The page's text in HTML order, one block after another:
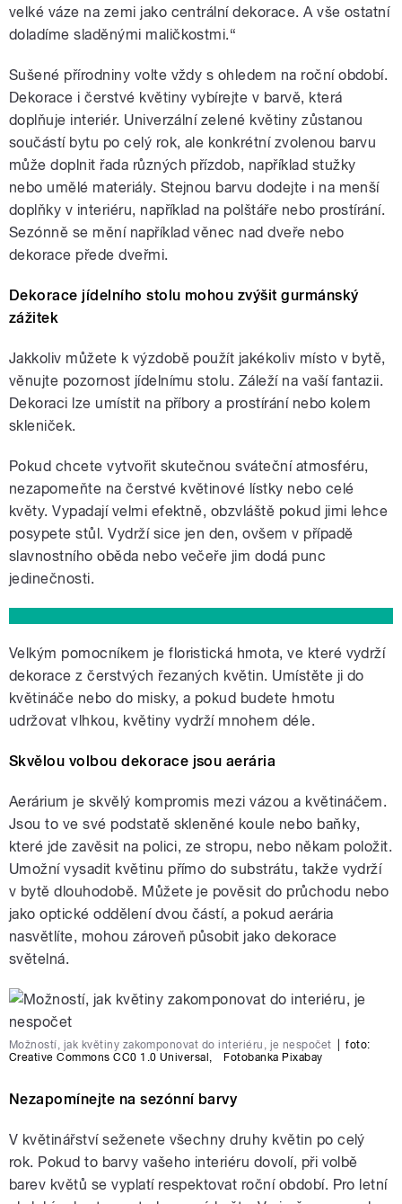
velké váze na zemi jako centrální dekorace. A vše ostatní
doladíme sladěnými maličkostmi.“
Sušené přírodniny volte vždy s ohledem na roční období.
Dekorace i čerstvé květiny vybírejte v barvě, která
doplňuje interiér. Univerzální zelené květiny zůstanou
součástí bytu po celý rok, ale konkrétní zvolenou barvu
může doplnit řada různých přízdob, například stužky
nebo umělé materiály. Stejnou barvu dodejte i na menší
doplňky v interiéru, například na polštáře nebo prostírání.
Sezónně se mění například věnec nad dveře nebo
dekorace přede dveřmi.
Dekorace jídelního stolu mohou zvýšit gurmánský
zážitek
Jakkoliv můžete k výzdobě použít jakékoliv místo v bytě,
věnujte pozornost jídelnímu stolu. Záleží na vaší fantazii.
Dekoraci lze umístit na příbory a prostírání nebo kolem
skleniček.
Pokud chcete vytvořit skutečnou sváteční atmosféru,
nezapomeňte na čerstvé květinové lístky nebo celé
květy. Vypadají velmi efektně, obzvláště pokud jimi lehce
posypete stůl. Vydrží sice jen den, ovšem v případě
slavnostního oběda nebo večeře jim dodá punc
jedinečnosti.
Velkým pomocníkem je floristická hmota, ve které vydrží
dekorace z čerstvých řezaných květin. Umístěte ji do
květináče nebo do misky, a pokud budete hmotu
udržovat vlhkou, květiny vydrží mnohem déle.
Skvělou volbou dekorace jsou aerária
Aerárium je skvělý kompromis mezi vázou a květináčem.
Jsou to ve své podstatě skleněné koule nebo baňky,
které jde zavěsit na polici, ze stropu, nebo někam položit.
Umožní vysadit květinu přímo do substrátu, takže vydrží
v bytě dlouhodobě. Můžete je pověsit do průchodu nebo
jako optické oddělení dvou částí, a pokud aerária
nasvětlíte, mohou zároveň působit jako dekorace
světelná.
Možností, jak květiny zakomponovat do interiéru, je nespočet
foto:
Creative Commons CC0 1.0 Universal , Fotobanka Pixabay
Nezapomínejte na sezónní barvy
V květinářství seženete všechny druhy květin po celý
rok. Pokud to barvy vašeho interiéru dovolí, při volbě
barev květů se vyplatí respektovat roční období. Pro letní